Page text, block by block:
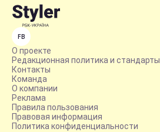
FB
О проекте
Редакционная политика и стандарты
Контакты
Команда
О компании
Реклама
Правила пользования
Правовая информация
Политика конфиденциальности